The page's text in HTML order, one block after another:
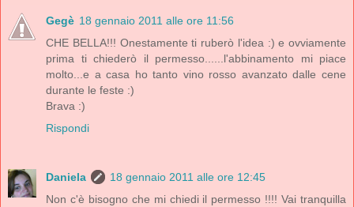
Gegè 18 gennaio 2011 alle ore 11:56
CHE BELLA!!! Onestamente ti ruberò l'idea :) e ovviamente
prima ti chiederò il permesso......l'abbinamento mi piace
molto...e a casa ho tanto vino rosso avanzato dalle cene
durante le feste :)
Brava :)
Rispondi
Daniela
18 gennaio 2011 alle ore 12:45
Non c'è bisogno che mi chiedi il permesso !!!! Vai tranquilla